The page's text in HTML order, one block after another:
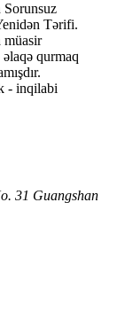
Sorunsuz
Tərifi.
müasir
qurmaq
- inqilabi
31 Guangshan